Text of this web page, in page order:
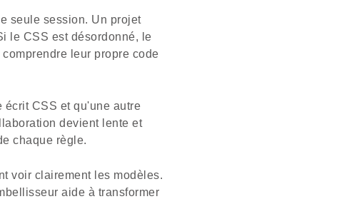
seule session. Un projet
le CSS est désordonné, le
leur propre code
écrit CSS et qu'une autre
devient lente et
chaque règle.
voir clairement les modèles.
aide à transformer